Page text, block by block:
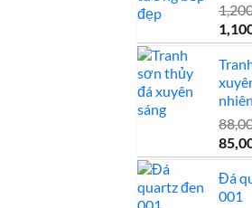
Giá
gốc
là:
Giá
gốc
là:
Đá
001